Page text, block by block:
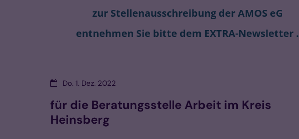
zur Stellenausschreibung der AMOS eG
entnehmen Sie bitte dem EXTRA-Newsletter .
Datum:Do. 1. Dez. 2022
für die Beratungsstelle Arbeit im Kreis
Heinsberg